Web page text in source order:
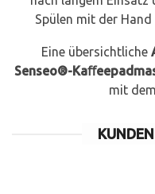
Spülen mit der
Eine übersichtliche
Senseo®-
mit